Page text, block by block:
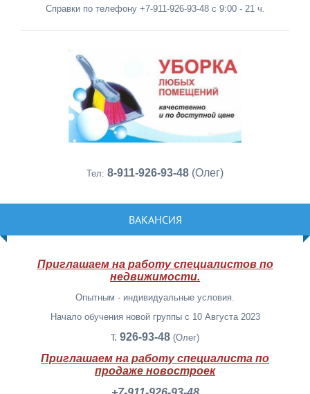
Справки по телефону +7-911-926-93-48 с 9:00 - 21 ч.
Тел: 8-911-926-93-48 (Олег)
ВАКАНСИЯ
Приглашаем на работу специалистов по
недвижимости.
Опытным - индивидуальные условия.
Начало обучения новой группы с 10 Августа 2023
т. 926-93-48 (Олег)
Приглашаем на работу специалиста по
продаже новостроек